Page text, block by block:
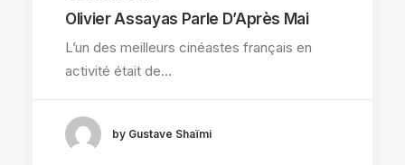
Olivier Assayas Parle D’Après Mai
L’un des meilleurs cinéastes français en
activité était de…
by Gustave Shaïmi